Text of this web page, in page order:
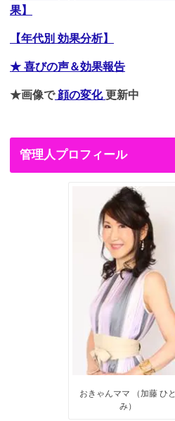
果】
【年代別 効果分析】
★ 喜びの声＆効果報告
★画像で顔の変化更新中
管理人プロフィール
おきゃんママ （加藤 ひと
み）